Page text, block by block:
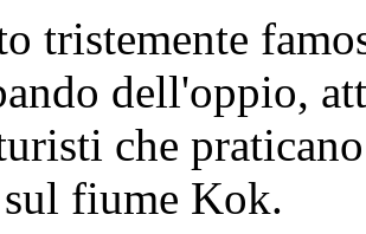
tristemente
dell'oppio,
che
fiume Kok.